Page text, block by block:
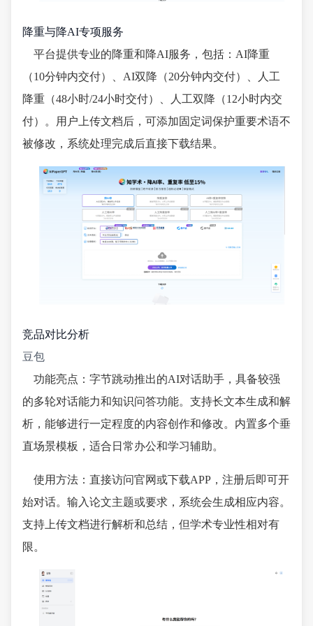
降重与降AI专项服务
平台提供专业的降重和降AI服务，包括：AI降重
（10分钟内交付）、AI双降（20分钟内交付）、人工
降重（48小时/24小时交付）、人工双降（12小时内交
付）。用户上传文档后，可添加固定词保护重要术语不
被修改，系统处理完成后直接下载结果。
竞品对比分析
豆包
功能亮点：字节跳动推出的AI对话助手，具备较强
的多轮对话能力和知识问答功能。支持长文本生成和解
析，能够进行一定程度的内容创作和修改。内置多个垂
直场景模板，适合日常办公和学习辅助。
使用方法：直接访问官网或下载APP，注册后即可开
始对话。输入论文主题或要求，系统会生成相应内容。
支持上传文档进行解析和总结，但学术专业性相对有
限。